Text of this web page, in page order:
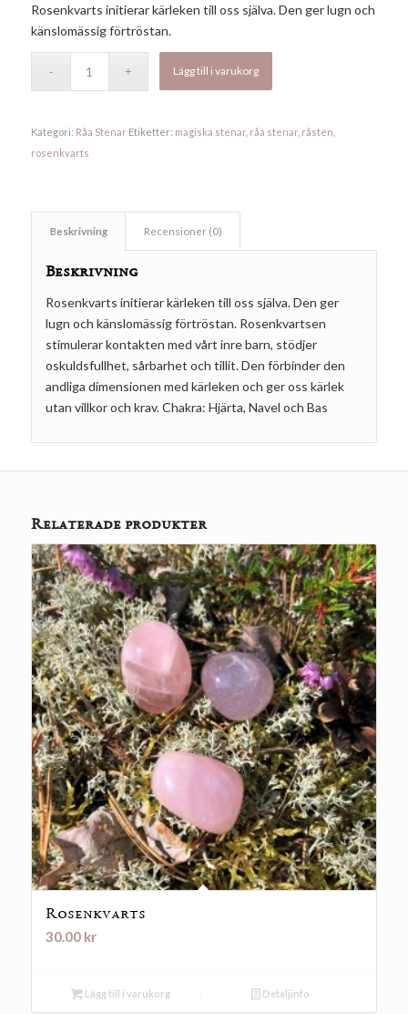
Rosenkvarts initierar kärleken till oss själva. Den ger lugn och
känslomässig förtröstan.
Lägg till i varukorg
Kategori: Råa Stenar Etiketter: magiska stenar, råa stenar, råsten
rosenkvarts
Beskrivning Recensioner (0)
Beskrivning
Rosenkvarts initierar kärleken till oss själva. Den ger
lugn och känslomässig förtröstan. Rosenkvartsen
stimulerar kontakten med vårt inre barn, stödjer
oskuldsfullhet, sårbarhet och tillit. Den förbinder den
andliga dimensionen med kärleken och ger oss kärlek
utan villkor och krav. Chakra: Hjärta, Navel och Bas
Relaterade produkter
Rosenkvarts
30.00 kr
Lägg till i varukorg Detaljinfo